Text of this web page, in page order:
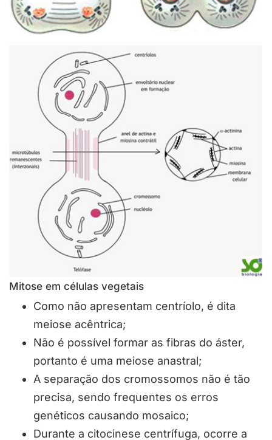
Mitose em células vegetais
Como não apresentam centríolo, é dita
meiose acêntrica;
Não é possível formar as fibras do áster,
portanto é uma meiose anastral;
A separação dos cromossomos não é tão
precisa, sendo frequentes os erros
genéticos causando mosaico;
Durante a citocinese centrífuga, ocorre a